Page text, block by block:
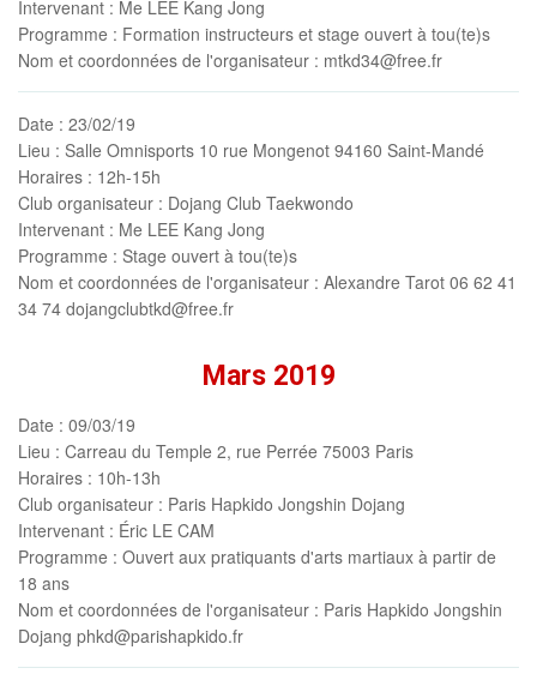
Intervenant : Me LEE Kang Jong
Programme : Formation instructeurs et stage ouvert à tou(te)s
Nom et coordonnées de l'organisateur : mtkd34@free.fr
Date : 23/02/19
Lieu : Salle Omnisports 10 rue Mongenot 94160 Saint-Mandé
Horaires : 12h-15h
Club organisateur : Dojang Club Taekwondo
Intervenant : Me LEE Kang Jong
Programme : Stage ouvert à tou(te)s
Nom et coordonnées de l'organisateur : Alexandre Tarot 06 62 41
34 74 dojangclubtkd@free.fr
Mars 2019
Date : 09/03/19
Lieu : Carreau du Temple 2, rue Perrée 75003 Paris
Horaires : 10h-13h
Club organisateur : Paris Hapkido Jongshin Dojang
Intervenant : Éric LE CAM
Programme : Ouvert aux pratiquants d'arts martiaux à partir de
18 ans
Nom et coordonnées de l'organisateur : Paris Hapkido Jongshin
Dojang phkd@parishapkido.fr